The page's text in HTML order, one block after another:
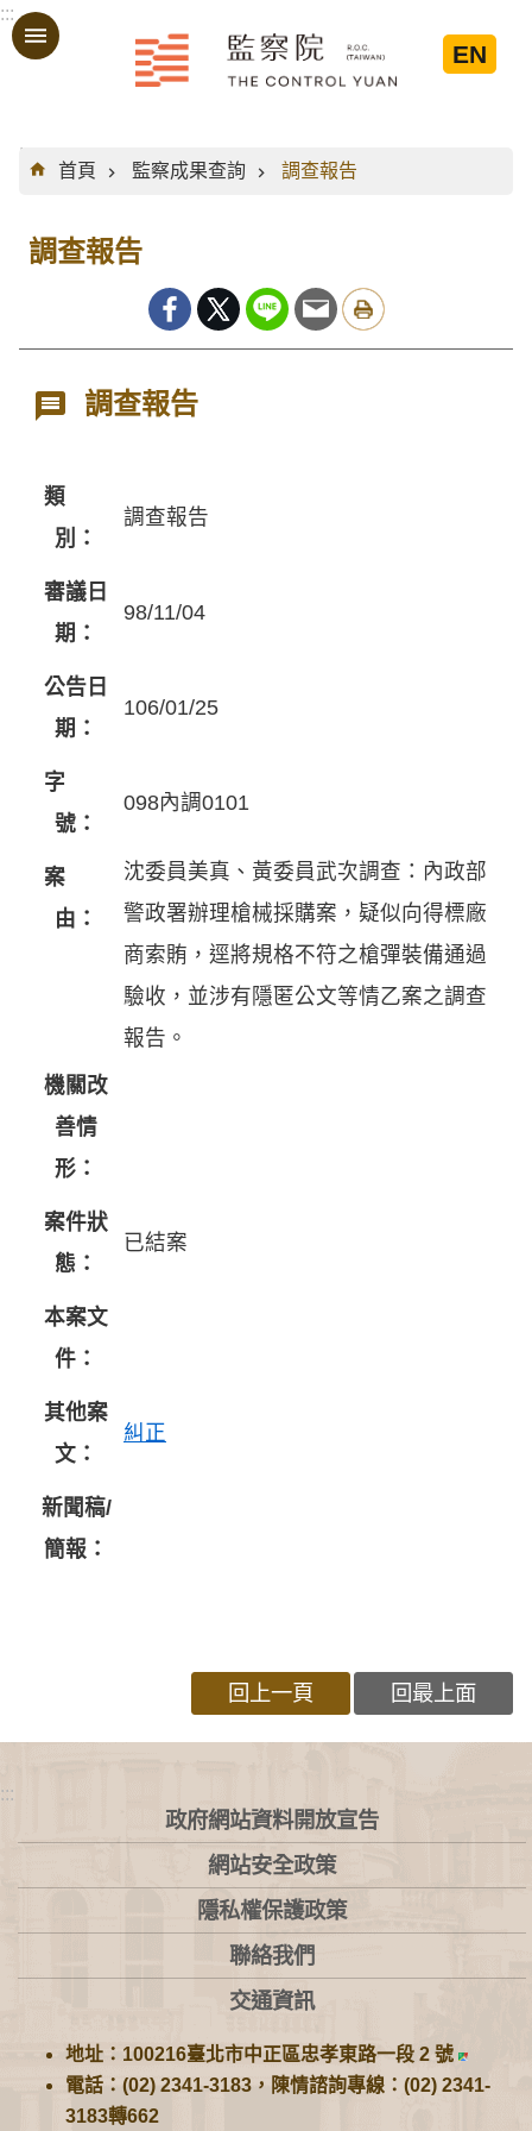
跳到主要內容區塊
:::
EN
:::
首頁
監察成果查詢 調查報告
調查報告
調查報告
類
別：
調查報告
審議日
期：
98/11/04
公告日
期：
106/01/25
字
號：
098內調0101
案
由：
沈委員美真、黃委員武次調查：內政部
警政署辦理槍械採購案，疑似向得標廠
商索賄，逕將規格不符之槍彈裝備通過
驗收，並涉有隱匿公文等情乙案之調查
報告。
機關改
善情
形：
案件狀
態：
已結案
本案文
件：
其他案
文：
糾正
新聞稿/
簡報：
回上一頁 回最上面
:::
政府網站資料開放宣告
網站安全政策
隱私權保護政策
聯絡我們
交通資訊
地址：100216臺北市中正區忠孝東路一段 2 號
電話：(02) 2341-3183，陳情諮詢專線：(02) 2341-
3183轉662